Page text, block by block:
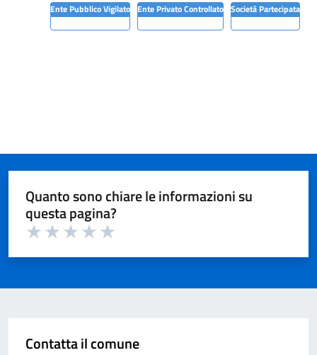
Ente Pubblico Vigilato Ente Privato Controllato Società Partecipata
Quanto sono chiare le informazioni su
questa pagina?
Contatta il comune